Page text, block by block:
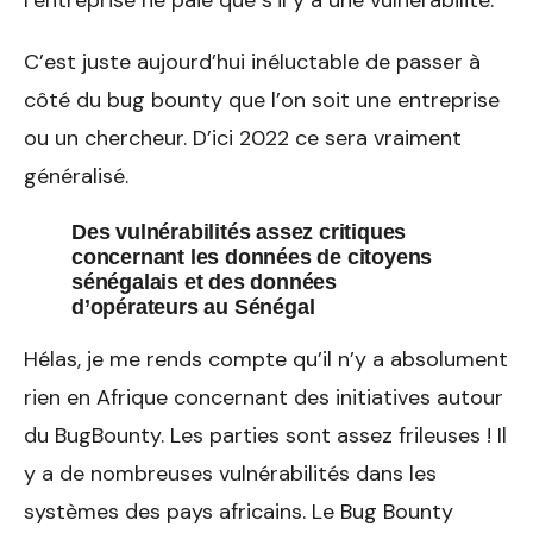
C’est juste aujourd’hui inéluctable de passer à
côté du bug bounty que l’on soit une entreprise
ou un chercheur. D’ici 2022 ce sera vraiment
généralisé.
Des vulnérabilités assez critiques
concernant les données de citoyens
sénégalais et des données
d’opérateurs au Sénégal
Hélas, je me rends compte qu’il n’y a absolument
rien en Afrique concernant des initiatives autour
du BugBounty. Les parties sont assez frileuses ! Il
y a de nombreuses vulnérabilités dans les
systèmes des pays africains. Le Bug Bounty